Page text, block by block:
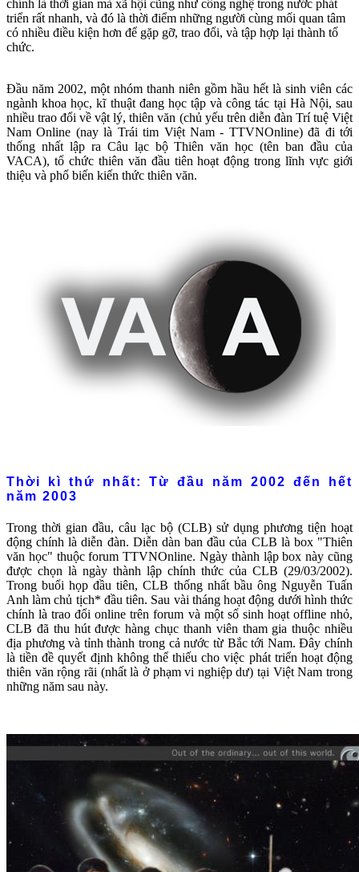
chính là thời gian mà xã hội cũng như công nghệ trong nước phát
triển rất nhanh, và đó là thời điểm những người cùng mối quan tâm
có nhiều điều kiện hơn để gặp gỡ, trao đổi, và tập hợp lại thành tổ
chức.
Đầu năm 2002, một nhóm thanh niên gồm hầu hết là sinh viên các
ngành khoa học, kĩ thuật đang học tập và công tác tại Hà Nội, sau
nhiều trao đổi về vật lý, thiên văn (chủ yếu trên diễn đàn Trí tuệ Việt
Nam Online (nay là Trái tim Việt Nam - TTVNOnline) đã đi tới
thống nhất lập ra Câu lạc bộ Thiên văn học (tên ban đầu của
VACA), tổ chức thiên văn đầu tiên hoạt động trong lĩnh vực giới
thiệu và phổ biến kiến thức thiên văn.
Thời kì thứ nhất: Từ đầu năm 2002 đến hết
năm 2003
Trong thời gian đầu, câu lạc bộ (CLB) sử dụng phương tiện hoạt
động chính là diễn đàn. Diễn dàn ban đầu của CLB là box "Thiên
văn học" thuộc forum TTVNOnline. Ngày thành lập box này cũng
được chọn là ngày thành lập chính thức của CLB (29/03/2002).
Trong buổi họp đầu tiên, CLB thống nhất bầu ông Nguyễn Tuấn
Anh làm chủ tịch* đầu tiên. Sau vài tháng hoạt động dưới hình thức
chính là trao đổi online trên forum và một số sinh hoạt offline nhỏ,
CLB đã thu hút được hàng chục thanh viên tham gia thuộc nhiều
địa phương và tỉnh thành trong cả nước từ Bắc tới Nam. Đây chính
là tiền đề quyết định không thể thiếu cho việc phát triển hoạt động
thiên văn rộng rãi (nhất là ở phạm vi nghiệp dư) tại Việt Nam trong
những năm sau này.